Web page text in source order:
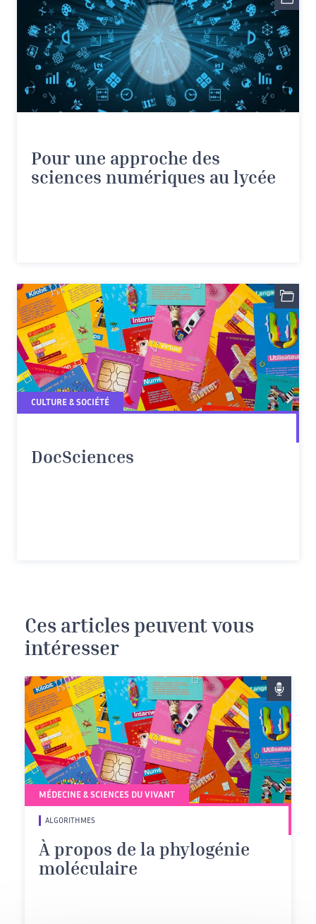
Pour une approche des
sciences numériques au lycée
CULTURE & SOCIÉTÉ
DocSciences
Ces articles peuvent vous
intéresser
MÉDECINE & SCIENCES DU VIVANT
ALGORITHMES
À propos de la phylogénie
moléculaire